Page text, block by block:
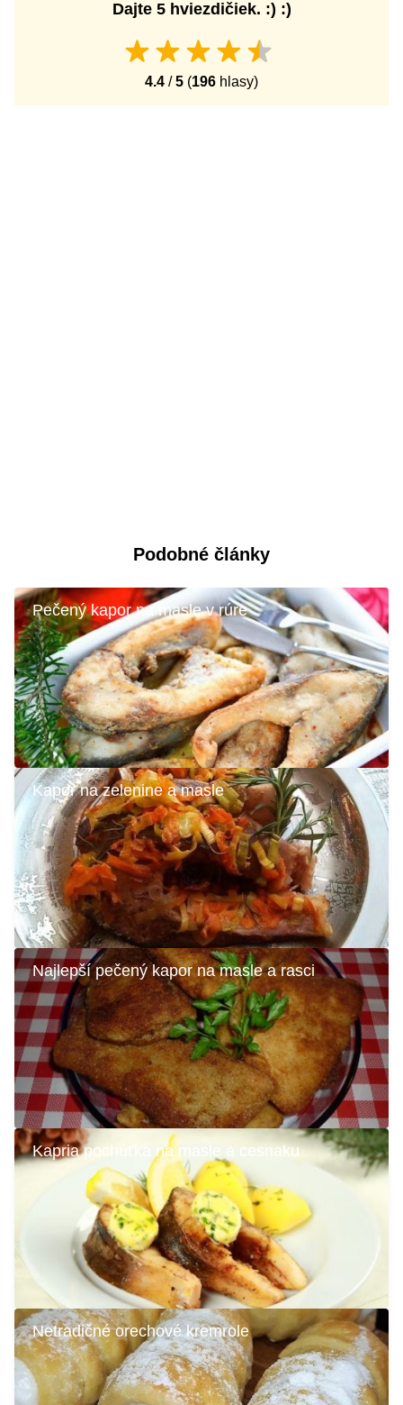
Dajte 5 hviezdičiek. :) :)
4.4 /5 (196 hlasy)
Podobné články
Pečený kapor na masle v rúre
Kapor na zelenine a masle
Najlepší pečený kapor na masle a rasci
Kapria pochúťka na masle a cesnaku
Netradičné orechové kremrole